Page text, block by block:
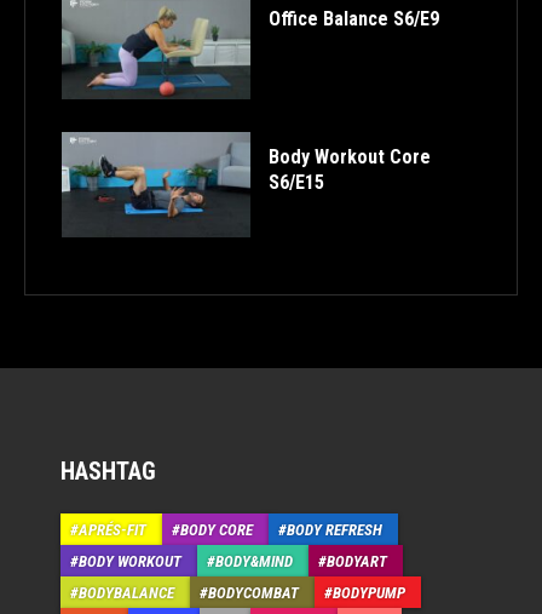
Office Balance S6/E9
Body Workout Core
S6/E15
HASHTAG
APRÉS-FIT BODY CORE
BODY REFRESH
BODY WORKOUT
BODY&MIND
BODYART
BODYBALANCE
BODYCOMBAT
BODYPUMP